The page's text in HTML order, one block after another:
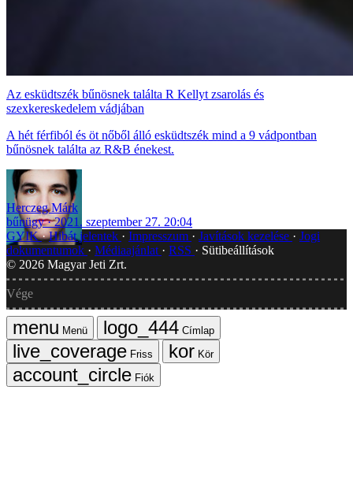
Az esküdtszék bűnösnek találta R Kellyt zsarolás és
szexkereskedelem vádjában
A hét férfiból és öt nőből álló esküdtszék mind a 9 vádpontban
bűnösnek találta az R&B énekest.
Herczeg Márk
bűnügy
2021. szeptember 27. 20:04
GYIK Hibát jelentek Impresszum Javítások kezelése
Jogi
dokumentumok
Médiaajánlat RSS
Sütibeállítások
© 2026 Magyar Jeti Zrt.
Vége
Menü
Címlap
Friss
Kör
Fiók